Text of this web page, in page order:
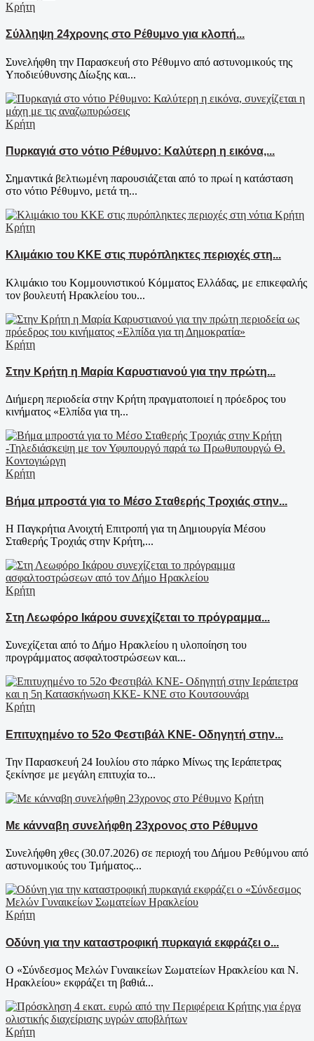
Κρήτη
Σύλληψη 24χρονης στο Ρέθυμνο για κλοπή...
Συνελήφθη την Παρασκευή στο Ρέθυμνο από αστυνομικούς της
Υποδιεύθυνσης Δίωξης και...
Κρήτη
Πυρκαγιά στο νότιο Ρέθυμνο: Καλύτερη η εικόνα,...
Σημαντικά βελτιωμένη παρουσιάζεται από το πρωί η κατάσταση
στο νότιο Ρέθυμνο, μετά τη...
Κρήτη
Κλιμάκιο του ΚΚΕ στις πυρόπληκτες περιοχές στη...
Κλιμάκιο του Κομμουνιστικού Κόμματος Ελλάδας, με επικεφαλής
τον βουλευτή Ηρακλείου του...
Κρήτη
Στην Κρήτη η Μαρία Καρυστιανού για την πρώτη...
Διήμερη περιοδεία στην Κρήτη πραγματοποιεί η πρόεδρος του
κινήματος «Ελπίδα για τη...
Κρήτη
Βήμα μπροστά για το Μέσο Σταθερής Τροχιάς στην...
Η Παγκρήτια Ανοιχτή Επιτροπή για τη Δημιουργία Μέσου
Σταθερής Τροχιάς στην Κρήτη,...
Κρήτη
Στη Λεωφόρο Ικάρου συνεχίζεται το πρόγραμμα...
Συνεχίζεται από το Δήμο Ηρακλείου η υλοποίηση του
προγράμματος ασφαλτοστρώσεων και...
Κρήτη
Επιτυχημένο το 52ο Φεστιβάλ ΚΝΕ- Οδηγητή στην...
Την Παρασκευή 24 Ιουλίου στο πάρκο Μίνως της Ιεράπετρας
ξεκίνησε με μεγάλη επιτυχία το...
Κρήτη
Με κάνναβη συνελήφθη 23χρονος στο Ρέθυμνο
Συνελήφθη χθες (30.07.2026) σε περιοχή του Δήμου Ρεθύμνου από
αστυνομικούς του Τμήματος...
Κρήτη
Οδύνη για την καταστροφική πυρκαγιά εκφράζει ο...
Ο «Σύνδεσμος Μελών Γυναικείων Σωματείων Ηρακλείου και Ν.
Ηρακλείου» εκφράζει τη βαθιά...
Κρήτη